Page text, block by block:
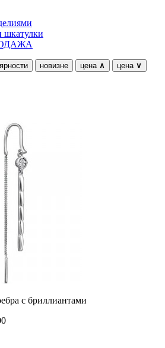
шкатулки
новизне цена ∧ цена ∨
с бриллиантами